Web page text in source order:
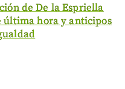
de De la Espriella
última hora y anticipos